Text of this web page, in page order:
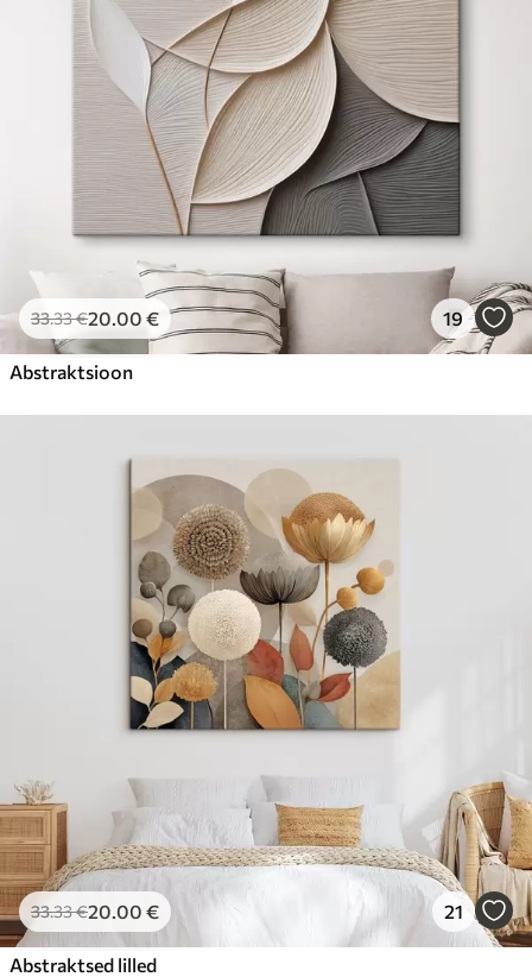
33.33€20.00 € 19
Abstraktsioon
33.33€20.00 € 21
Abstraktsed lilled